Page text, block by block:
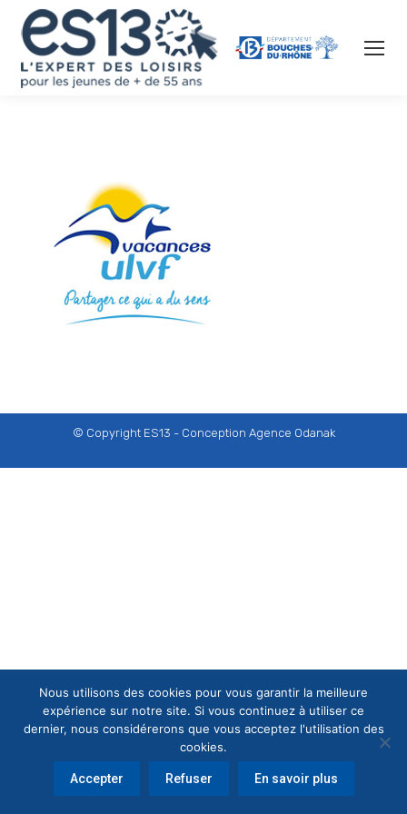
© Copyright ES13 - Conception Agence Odanak
Nous utilisons des cookies pour vous garantir la meilleure
expérience sur notre site. Si vous continuez à utiliser ce
dernier, nous considérerons que vous acceptez l'utilisation des
cookies.
Accepter Refuser En savoir plus